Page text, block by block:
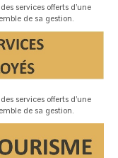
services offerts d’une
de sa gestion.
services offerts d’une
de sa gestion.